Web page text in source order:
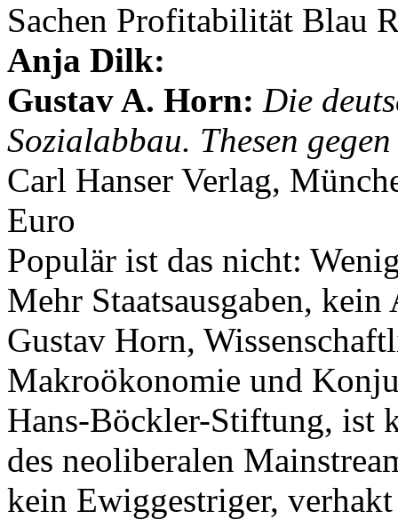
Sachen Profitabilität Blau
Anja Dilk:
Gustav A. Horn: Die
Sozialabbau. Thesen
Carl Hanser Verlag,
Euro
Populär ist das nicht:
Mehr Staatsausgaben,
Gustav Horn,
Makroökonomie und
Hans-Böckler-Stiftung, ist
des neoliberalen
kein Ewiggestriger,